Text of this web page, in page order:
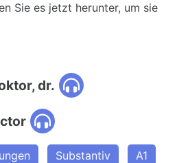
Sie es jetzt herunter, um sie
dr.
Substantiv A1